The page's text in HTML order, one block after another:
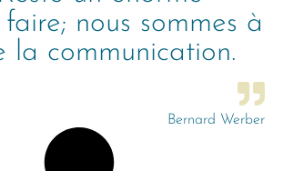
nous sommes à
la communication.
Bernard Werber